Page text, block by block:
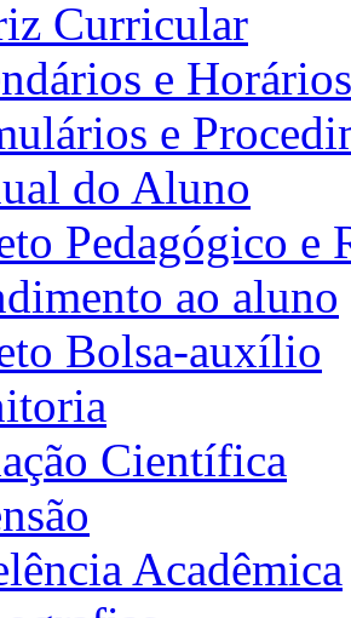
Curricular
e Horários
e
do Aluno
Pedagógico e
ao aluno
Bolsa-auxílio
Científica
Acadêmica